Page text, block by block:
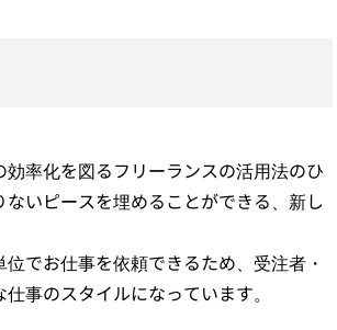
率化を図るフリーランスの活用法のひ
いピースを埋めることができる、新し
でお仕事を依頼できるため、受注者・
事のスタイルになっています。